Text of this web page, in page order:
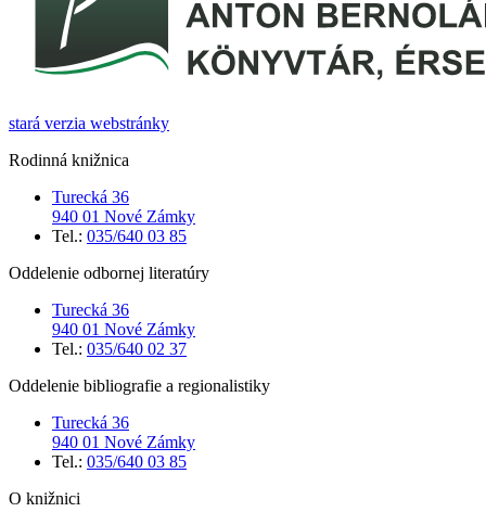
stará verzia webstránky
Rodinná knižnica
Turecká 36
940 01 Nové Zámky
Tel.: 035/640 03 85
Oddelenie odbornej literatúry
Turecká 36
940 01 Nové Zámky
Tel.: 035/640 02 37
Oddelenie bibliografie a regionalistiky
Turecká 36
940 01 Nové Zámky
Tel.: 035/640 03 85
O knižnici